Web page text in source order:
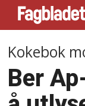
Kokebok
Ber